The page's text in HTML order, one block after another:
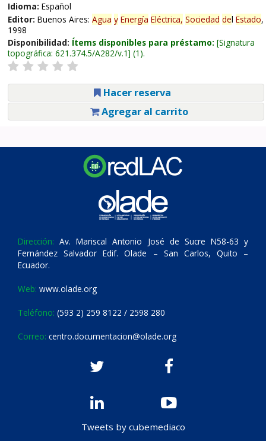
Idioma: Español
Editor: Buenos Aires: Agua y Energía Eléctrica, Sociedad del Estado,
1998
Disponibilidad: Ítems disponibles para préstamo: Signatura
topográfica: 621.374.5/A282/v.1 (1).
Hacer reserva
Agregar al carrito
Dirección: Av. Mariscal Antonio José de Sucre N58-63 y
Fernández Salvador Edif. Olade – San Carlos, Quito –
Ecuador.
Web: www.olade.org
Teléfono: (593 2) 259 8122 / 2598 280
Correo: centro.documentacion@olade.org
Tweets by cubemediaco